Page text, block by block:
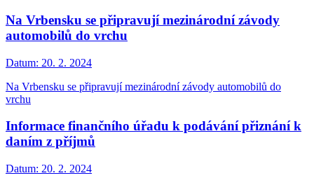
Na Vrbensku se připravují mezinárodní závody
automobilů do vrchu
Datum: 20. 2. 2024
Na Vrbensku se připravují mezinárodní závody automobilů do
vrchu
Informace finančního úřadu k podávání přiznání k
daním z příjmů
Datum: 20. 2. 2024